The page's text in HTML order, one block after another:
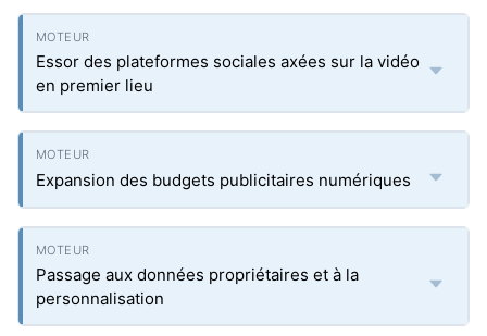
Essor des plateformes sociales axées sur la vidéo
en premier lieu
Expansion des budgets publicitaires numériques
Passage aux données propriétaires et à la
personnalisation